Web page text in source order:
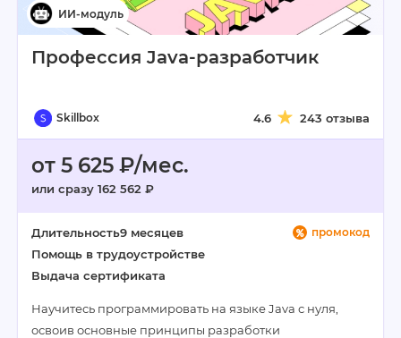
Профессия Java-разработчик
Skillbox 4.6 243 отзыва
от 5 625 ₽/мес.
или сразу 162 562 ₽
промокод
Длительность9 месяцев
Помощь в трудоустройстве
Выдача сертификата
Научитесь программировать на языке Java с нуля,
освоив основные принципы разработки